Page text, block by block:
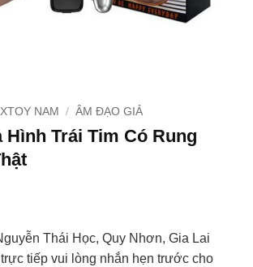
NAM / ÂM ĐẠO GIẢ
Hình Trái Tim Có Rung
Thái Học, Quy Nhơn, Gia Lai
tiếp vui lòng nhắn hẹn trước cho